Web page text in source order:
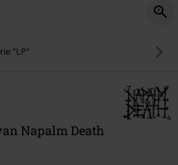
"LP"
Napalm Death